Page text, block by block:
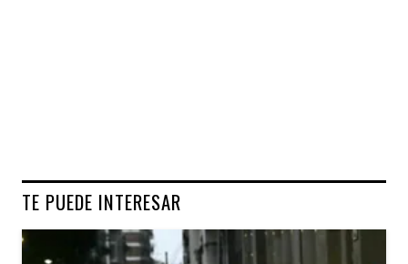
TE PUEDE INTERESAR